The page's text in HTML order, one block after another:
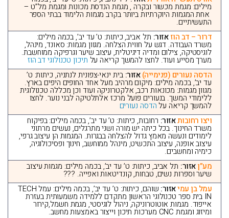
מילים: מגמת מכשור ובקרה , מגמת הנדסת מכונות ומגמת מל”ט –
אחת המגמות היוקרתיות ביותר בקרב מגמות הלימוד בבתי הספר
התעשיתיים.
דרור – דב הוזאזור: תל אביב, כיתות: ט’ עד יב’, בכמה מילים:
משרד העבודה. דגש על חווית הצלחה. מגוון מגמות: סאונד, מינהל,
לוגיסטיקה, צילום ומדיה דיגיטלית, עיצוב שיער וגרפיקה ממוחשבת.
מערך מסייע ועוד. לחצו להמשך קריאה על תיכון טכנולוגי דב הוז
הדסה נעורים (פנימייה)אזור: בית ינאי-צפונית לנתניה, כיתות: ט’
עד יב’, בכמה מילים: מיקום מרהיב מעל אחד החופים היפים בארץ.
מגוון מגמות: מכונאות רכב, אלקטרוניקה ועוד וכן מכללה טכנולוגית
ללימודי המשך. בנעורים פועל מרכז אלתלטיקה לבני נוער. לחצו
להמשך קריאה עלהדסה נעורים
ויצו רחובותאזור: רחובות, כיתות: ט’ עד יב’, בכמה מילים: בפיקוח
משרד החינוך. בכל כיתה יש מורה ושני מתרגלים, נעשים מרתוני
לימודים ונעשה מאמץ גדול להצלחה בבגרות. המגמות הן עיצוב גרפי,
עיצוב אופנה, עיצוב התכשיט, מינהל ממוחשב, חינוך ופסיכולוגיה,
כימיה ומחשבים.
מע”ןאזור: תל אביב, כיתות: ט’ עד יב’, בכמה מילים: מגמות עיצוב
שיער וספרות נשים, טבחות, קונדיטאות ואפייה. ???
עמל בן עמיאזור: שוהם, כיתות: ט’ עד יב’, בכמה מילים: עמל TECH
IN בית ספר טכנולוגי הראשון מתקדם ללמידה משמעותית בעזרת
אייפוד. מגמות אוטוטרוניקה, ניהול לוגיסטי, מגמת חשמל,קירור
ומיזוג ומגמת CNC מערכות תיכון וייצור באמצעות מחשב.